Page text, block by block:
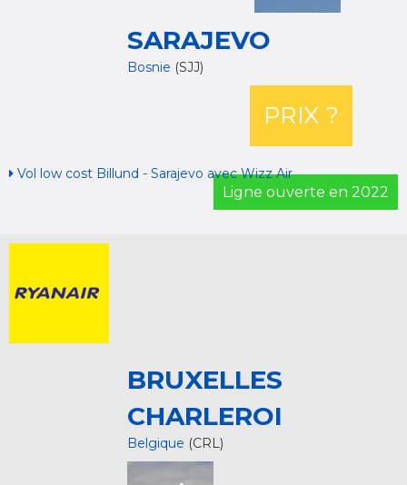
SARAJEVO
Bosnie (SJJ)
PRIX ?
Vol low cost Billund - Sarajevo avec Wizz Air
Ligne ouverte en 2022
BRUXELLES
CHARLEROI
Belgique (CRL)